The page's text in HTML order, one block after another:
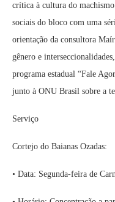
crítica à cultura do
sociais do bloco com uma
orientação da consultora
gênero e
programa estadual “Fale
junto à ONU Brasil sobre a
Serviço
Cortejo do Baianas Ozadas:
• Data: Segunda-feira de